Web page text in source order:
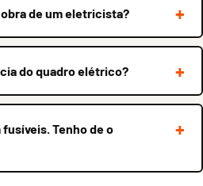
obra de um eletricista?
do quadro elétrico?
Tenho de o